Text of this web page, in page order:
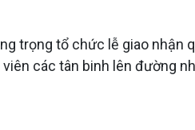
trọng tổ chức lễ giao nhận
các tân binh lên đường